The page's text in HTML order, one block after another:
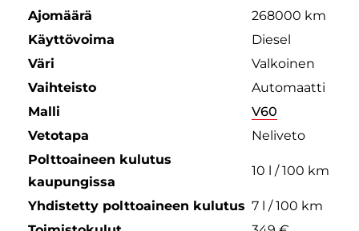
Ajomäärä
268000 km
Käyttövoima
Diesel
Väri
Valkoinen
Vaihteisto
Automaatti
Malli
V60
Vetotapa
Neliveto
Polttoaineen kulutus
kaupungissa
10 l / 100 km
Yhdistetty polttoaineen kulutus 7 l / 100 km